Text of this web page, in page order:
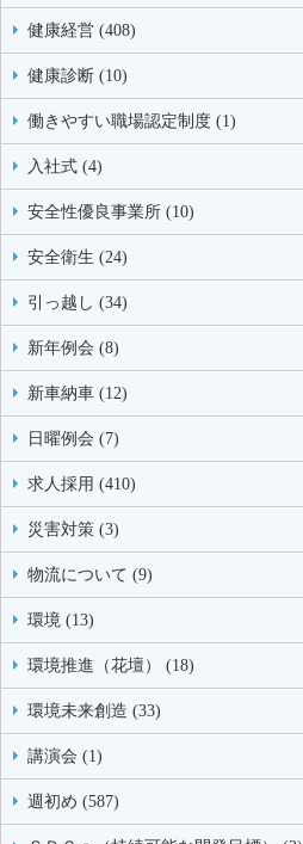
健康経営 (408)
健康診断 (10)
働きやすい職場認定制度 (1)
入社式 (4)
安全性優良事業所 (10)
安全衛生 (24)
引っ越し (34)
新年例会 (8)
新車納車 (12)
日曜例会 (7)
求人採用 (410)
災害対策 (3)
物流について (9)
環境 (13)
環境推進（花壇） (18)
環境未来創造 (33)
講演会 (1)
週初め (587)